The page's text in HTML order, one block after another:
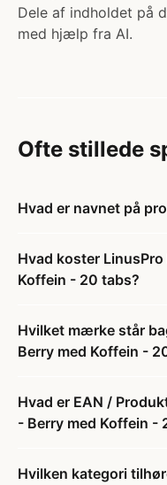
Dele af indholdet på
med hjælp fra AI.
Ofte stillede
Hvad er navnet på
Hvad koster
Koffein - 20 tabs?
Hvilket mærke står
Berry med Koffein -
Hvad er EAN /
- Berry med Koffein -
Hvilken kategori